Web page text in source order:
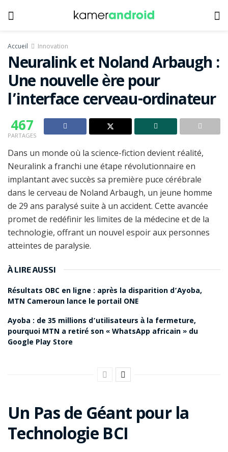
Accueil Innovation
Neuralink et Noland Arbaugh :
Une nouvelle ère pour
l’interface cerveau-ordinateur
467
PARTAGES
Dans un monde où la science-fiction devient réalité,
Neuralink a franchi une étape révolutionnaire en
implantant avec succès sa première puce cérébrale
dans le cerveau de Noland Arbaugh, un jeune homme
de 29 ans paralysé suite à un accident. Cette avancée
promet de redéfinir les limites de la médecine et de la
technologie, offrant un nouvel espoir aux personnes
atteintes de paralysie.
À LIRE AUSSI
Résultats OBC en ligne : après la disparition d’Ayoba,
MTN Cameroun lance le portail ONE
Ayoba : de 35 millions d’utilisateurs à la fermeture,
pourquoi MTN a retiré son « WhatsApp africain » du
Google Play Store
Un Pas de Géant pour la
Technologie BCI